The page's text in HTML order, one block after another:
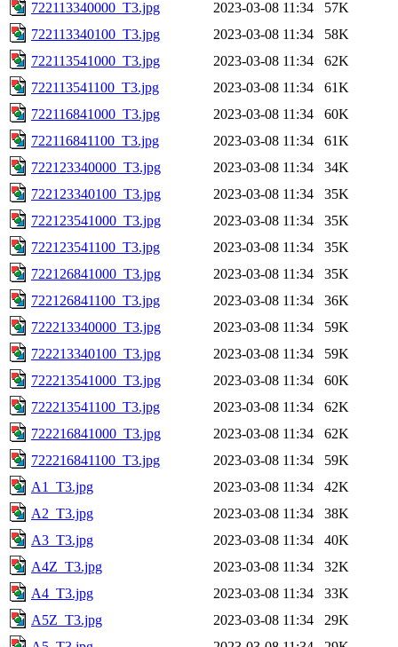
722113340000_T3.jpg
2023-03-08 11:34
57K
722113340100_T3.jpg
2023-03-08 11:34
58K
722113541000_T3.jpg
2023-03-08 11:34
62K
722113541100_T3.jpg
2023-03-08 11:34
61K
722116841000_T3.jpg
2023-03-08 11:34
60K
722116841100_T3.jpg
2023-03-08 11:34
61K
722123340000_T3.jpg
2023-03-08 11:34
34K
722123340100_T3.jpg
2023-03-08 11:34
35K
722123541000_T3.jpg
2023-03-08 11:34
35K
722123541100_T3.jpg
2023-03-08 11:34
35K
722126841000_T3.jpg
2023-03-08 11:34
35K
722126841100_T3.jpg
2023-03-08 11:34
36K
722213340000_T3.jpg
2023-03-08 11:34
59K
722213340100_T3.jpg
2023-03-08 11:34
59K
722213541000_T3.jpg
2023-03-08 11:34
60K
722213541100_T3.jpg
2023-03-08 11:34
62K
722216841000_T3.jpg
2023-03-08 11:34
62K
722216841100_T3.jpg
2023-03-08 11:34
59K
A1_T3.jpg
2023-03-08 11:34
42K
A2_T3.jpg
2023-03-08 11:34
38K
A3_T3.jpg
2023-03-08 11:34
40K
A4Z_T3.jpg
2023-03-08 11:34
32K
A4_T3.jpg
2023-03-08 11:34
33K
A5Z_T3.jpg
2023-03-08 11:34
29K